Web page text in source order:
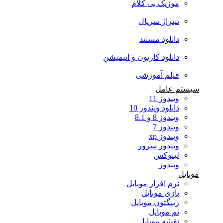
موزیک بی کلام
تیتراژ سریال
دانلود مستند
دانلود کارتون و انیمیشن
فیلم آموزشی
سیستم عامل
ویندوز 11
دانلود ویندوز 10
ویندوز 8 و 8.1
ویندوز 7
ویندوز xp
ویندوز سرور
لینوکس
ویندوز
نرم افزار موبایل
بازی موبایل
رینگتون موبایل
تم موبایل
نقشه موبایل